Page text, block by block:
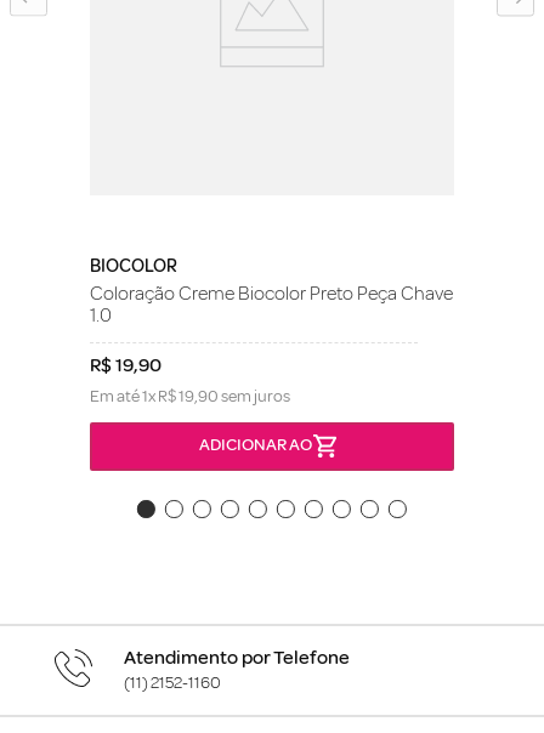
BIOCOLOR
Coloração Creme Biocolor Preto Peça Chave
1.0
R$19,90
Em até1xR$19,90sem juros
ADICIONAR AO
Atendimento por Telefone
(11) 2152-1160